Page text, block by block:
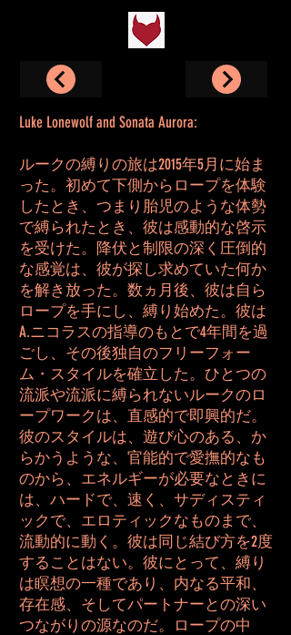
Luke Lonewolf and Sonata Aurora:
ルークの縛りの旅は2015年5月に始ま
った。初めて下側からロープを体験
したとき、つまり胎児のような体勢
で縛られたとき、彼は感動的な啓示
を受けた。降伏と制限の深く圧倒的
な感覚は、彼が探し求めていた何か
を解き放った。数ヵ月後、彼は自ら
ロープを手にし、縛り始めた。彼は
A.ニコラスの指導のもとで4年間を過
ごし、その後独自のフリーフォー
ム・スタイルを確立した。ひとつの
流派や流派に縛られないルークのロ
ープワークは、直感的で即興的だ。
彼のスタイルは、遊び心のある、か
らかうような、官能的で愛撫的なも
のから、エネルギーが必要なときに
は、ハードで、速く、サディスティ
ックで、エロティックなものまで、
流動的に動く。彼は同じ結び方を2度
することはない。彼にとって、縛り
は瞑想の一種であり、内なる平和、
存在感、そしてパートナーとの深い
つながりの源なのだ。ロープの中